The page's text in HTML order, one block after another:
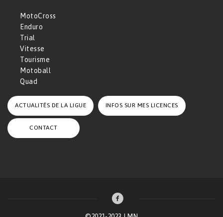
MotoCross
Enduro
Trial
Vitesse
Tourisme
Motoball
Quad
ACTUALITÉS DE LA LIGUE INFOS SUR MES LICENCES
CONTACT